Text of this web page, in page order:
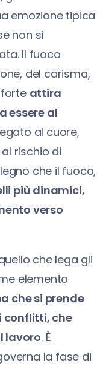
emozione tipica
non si
Il fuoco
del carisma,
attira
essere al
al cuore,
rischio di
che il fuoco,
più dinamici,
verso
che lega gli
elemento
che si prende
conflitti, che
lavoro. È
la fase di